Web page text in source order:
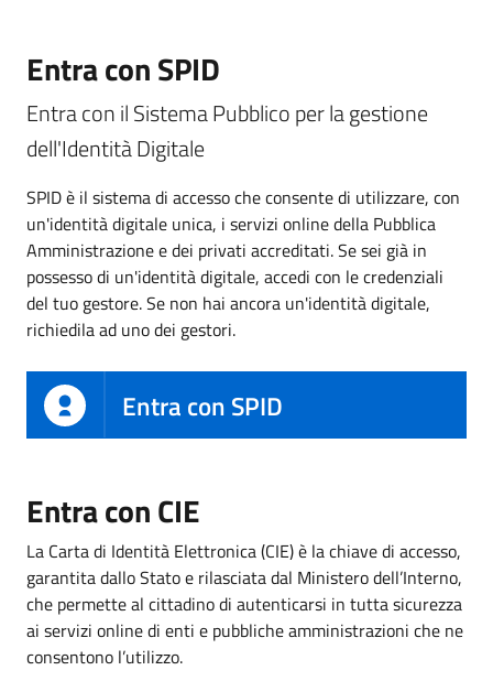
Entra con SPID
Entra con il Sistema Pubblico per la gestione
dell'Identità Digitale
SPID è il sistema di accesso che consente di utilizzare, con
un'identità digitale unica, i servizi online della Pubblica
Amministrazione e dei privati accreditati. Se sei già in
possesso di un'identità digitale, accedi con le credenziali
del tuo gestore. Se non hai ancora un'identità digitale,
richiedila ad uno dei gestori.
Entra con SPID
Entra con CIE
La Carta di Identità Elettronica (CIE) è la chiave di accesso,
garantita dallo Stato e rilasciata dal Ministero dell’Interno,
che permette al cittadino di autenticarsi in tutta sicurezza
ai servizi online di enti e pubbliche amministrazioni che ne
consentono l’utilizzo.